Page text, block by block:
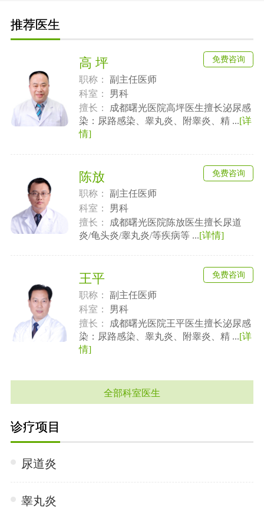
推荐医生
高 坪
职称：
副主任医师
科室：
男科
擅长：
成都曙光医院高坪医生擅长泌尿感
染：尿路感染、睾丸炎、附睾炎、精 ...[详
情]
免费咨询
陈放
职称：
副主任医师
科室：
男科
擅长：
成都曙光医院陈放医生擅长尿道
炎/龟头炎/睾丸炎/等疾病等 ...[详情]
免费咨询
王平
职称：
副主任医师
科室：
男科
擅长：
成都曙光医院王平医生擅长泌尿感
染：尿路感染、睾丸炎、附睾炎、精 ...[详
情]
免费咨询
全部科室医生
诊疗项目
尿道炎
睾丸炎